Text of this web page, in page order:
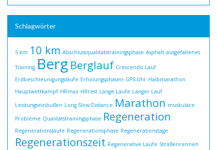
Schlagwörter
5 km 10 km Abschlussqualitätstrainingsphase Asphalt ausgefallenes
Training Berg Berglauf Crescendo Lauf
Erdbeschleunigungsläufe Erholungsphasen GPS-Uhr Halbmarathon
Hauptwettkampf HRmax HRrest Lange Läufe Langer Lauf
Leistungseinbußen Long Slow Distance Marathon muskuläre
Probleme Qualitätstrainingsphase Regeneration
Regenerationsläufe Regenerationsphase Regenerationstage
Regenerationszeit Regenerative Läufe Straßenrennen